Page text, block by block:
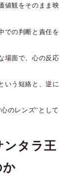
値観をそのまま映
での判断と責任を
場面で、心の反応
いう短絡と、逆に
のレンズ”として
タラ王